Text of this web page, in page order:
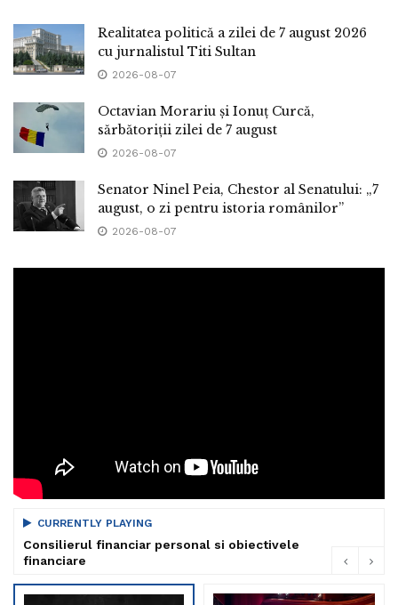
Realitatea politică a zilei de 7 august 2026
cu jurnalistul Titi Sultan
2026-08-07
Octavian Morariu și Ionuț Curcă,
sărbătoriții zilei de 7 august
2026-08-07
Senator Ninel Peia, Chestor al Senatului: „7
august, o zi pentru istoria românilor”
2026-08-07
CURRENTLY PLAYING
Consilierul financiar personal si obiectivele
financiare